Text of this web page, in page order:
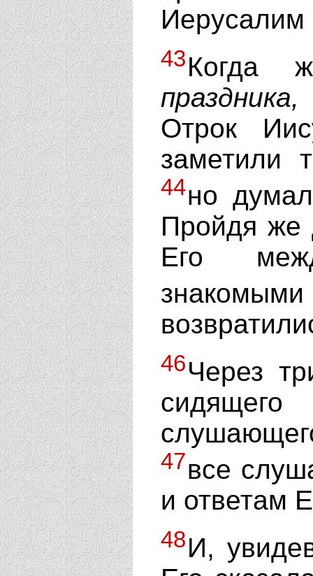
Иерусалим
43Когда
праздника,
Отрок
заметили
44но
Пройдя же
Его
46Через
47все
и ответам
48И,